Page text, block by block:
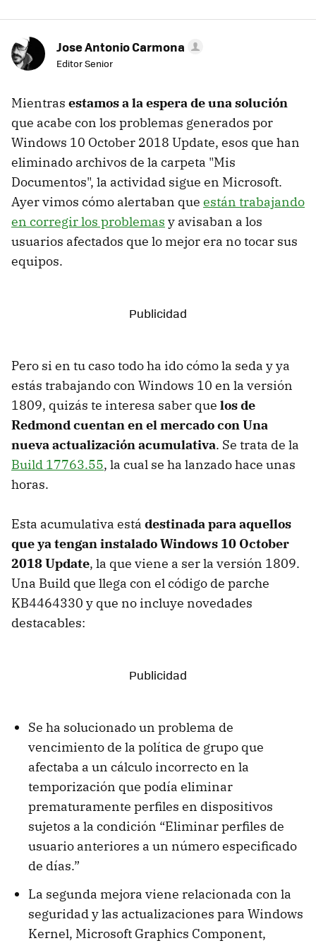
Jose Antonio Carmona
Editor Senior
Mientras estamos a la espera de una solución
que acabe con los problemas generados por
Windows 10 October 2018 Update, esos que han
eliminado archivos de la carpeta "Mis
Documentos", la actividad sigue en Microsoft.
Ayer vimos cómo alertaban que están trabajando
en corregir los problemas y avisaban a los
usuarios afectados que lo mejor era no tocar sus
equipos.
Pero si en tu caso todo ha ido cómo la seda y ya
estás trabajando con Windows 10 en la versión
1809, quizás te interesa saber que los de
Redmond cuentan en el mercado con Una
nueva actualización acumulativa. Se trata de la
Build 17763.55, la cual se ha lanzado hace unas
horas.
Esta acumulativa está destinada para aquellos
que ya tengan instalado Windows 10 October
2018 Update, la que viene a ser la versión 1809.
Una Build que llega con el código de parche
KB4464330 y que no incluye novedades
destacables:
Se ha solucionado un problema de
vencimiento de la política de grupo que
afectaba a un cálculo incorrecto en la
temporización que podía eliminar
prematuramente perfiles en dispositivos
sujetos a la condición “Eliminar perfiles de
usuario anteriores a un número especificado
de días.”
La segunda mejora viene relacionada con la
seguridad y las actualizaciones para Windows
Kernel, Microsoft Graphics Component,